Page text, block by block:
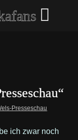
Presseschau
ich zwar noch